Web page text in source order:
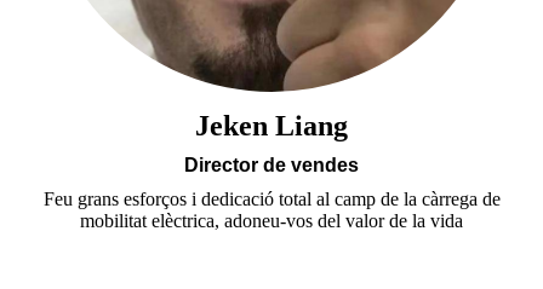
Jeken Liang
Director de vendes
Feu grans esforços i dedicació total al camp de la càrrega de
mobilitat elèctrica, adoneu-vos del valor de la vida